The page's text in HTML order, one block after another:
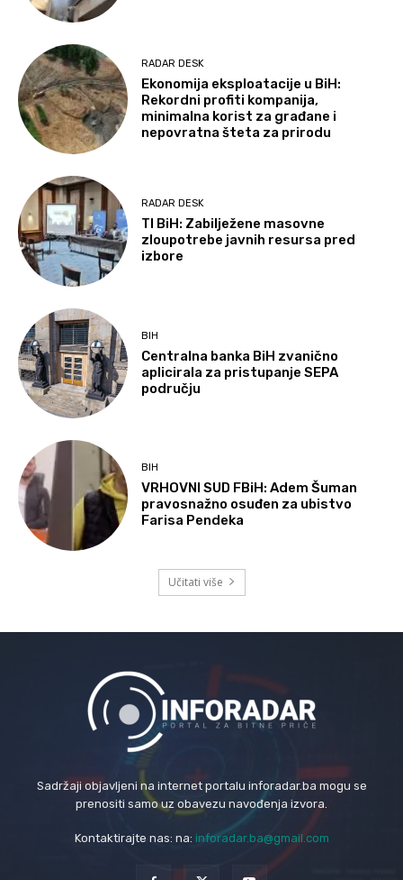
RADAR DESK
Ekonomija eksploatacije u BiH:
Rekordni profiti kompanija,
minimalna korist za građane i
nepovratna šteta za prirodu
RADAR DESK
TI BiH: Zabilježene masovne
zloupotrebe javnih resursa pred
izbore
BIH
Centralna banka BiH zvanično
aplicirala za pristupanje SEPA
području
BIH
VRHOVNI SUD FBiH: Adem Šuman
pravosnažno osuđen za ubistvo
Farisa Pendeka
Učitati više
Sadržaji objavljeni na internet portalu inforadar.ba mogu se
prenositi samo uz obavezu navođenja izvora.
Kontaktirajte nas: na: inforadar.ba@gmail.com